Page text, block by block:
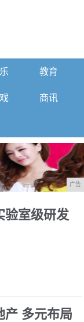
教育
商讯
广告
验室级研发
产 多元布局